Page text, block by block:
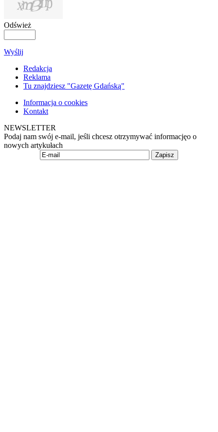
Odśwież
Wyślij
Redakcja
Reklama
Tu znajdziesz "Gazetę Gdańską"
Informacja o cookies
Kontakt
NEWSLETTER
Podaj nam swój e-mail, jeśli chcesz otrzymywać informacjęo o
nowych artykułach
Zapisz